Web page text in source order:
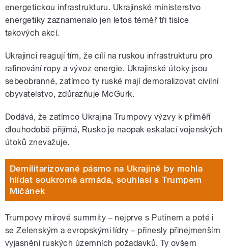
energetickou infrastrukturu. Ukrajinské ministerstvo
energetiky zaznamenalo jen letos téměř tři tisíce
takových akcí.
Ukrajinci reagují tím, že cílí na ruskou infrastrukturu pro
rafinování ropy a vývoz energie. Ukrajinské útoky jsou
sebeobranné, zatímco ty ruské mají demoralizovat civilní
obyvatelstvo, zdůrazňuje McGurk.
Dodává, že zatímco Ukrajina Trumpovy výzvy k příměří
dlouhodobě přijímá, Rusko je naopak eskalací vojenských
útoků znevažuje.
Demilitarizované pásmo na Ukrajině by mohla
hlídat soukromá armáda, souhlasí s Trumpem
Mičánek
Trumpovy mírové summity – nejprve s Putinem a poté i
se Zelenským a evropskými lídry – přinesly přinejmenším
vyjasnění ruských územních požadavků. Ty ovšem